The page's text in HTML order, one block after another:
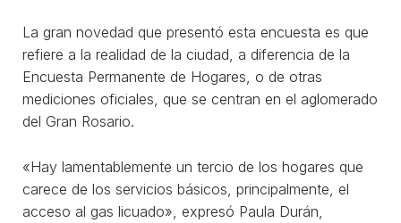
La gran novedad que presentó esta encuesta es que
refiere a la realidad de la ciudad, a diferencia de la
Encuesta Permanente de Hogares, o de otras
mediciones oficiales, que se centran en el aglomerado
del Gran Rosario.
«Hay lamentablemente un tercio de los hogares que
carece de los servicios básicos, principalmente, el
acceso al gas licuado», expresó Paula Durán,